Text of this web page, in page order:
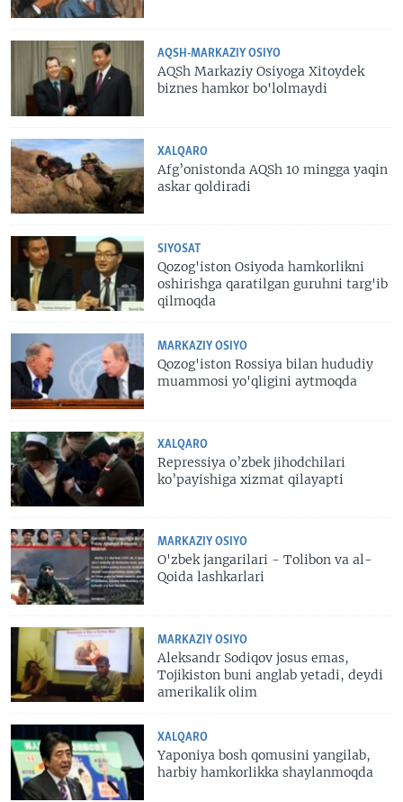
AQSH-MARKAZIY OSIYO
AQSh Markaziy Osiyoga Xitoydek
biznes hamkor bo'lolmaydi
XALQARO
Afg’onistonda AQSh 10 mingga yaqin
askar qoldiradi
SIYOSAT
Qozog'iston Osiyoda hamkorlikni
oshirishga qaratilgan guruhni targ'ib
qilmoqda
MARKAZIY OSIYO
Qozog'iston Rossiya bilan hududiy
muammosi yo'qligini aytmoqda
XALQARO
Repressiya o’zbek jihodchilari
ko’payishiga xizmat qilayapti
MARKAZIY OSIYO
O'zbek jangarilari - Tolibon va al-
Qoida lashkarlari
MARKAZIY OSIYO
Aleksandr Sodiqov josus emas,
Tojikiston buni anglab yetadi, deydi
amerikalik olim
XALQARO
Yaponiya bosh qomusini yangilab,
harbiy hamkorlikka shaylanmoqda